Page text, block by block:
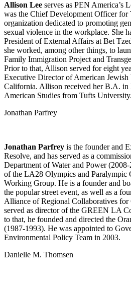
Allison Lee serves as PEN America’s
was the Chief Development Officer for
organization dedicated to promoting
sexual violence in the workplace. She
President of External Affairs at Bet
she worked, among other things, to
Family Immigration Project and
Prior to that, Allison served for eight
Executive Director of American Jewish
California. Allison received her B.A. in
American Studies from Tufts University.
Jonathan Parfrey
Jonathan Parfrey is the founder and
Resolve, and has served as a
Department of Water and Power
of the LA28 Olympics and Paralympic
Working Group. He is a founder and
the popular street event, as well as a
Alliance of Regional Collaboratives
served as director of the GREEN LA
to that, he founded and directed the
(1987-1993). He was appointed to
Environmental Policy Team in 2003.
Danielle M. Thomsen